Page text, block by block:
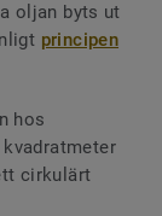
oljan byts ut
principen
hos
cirkulärt